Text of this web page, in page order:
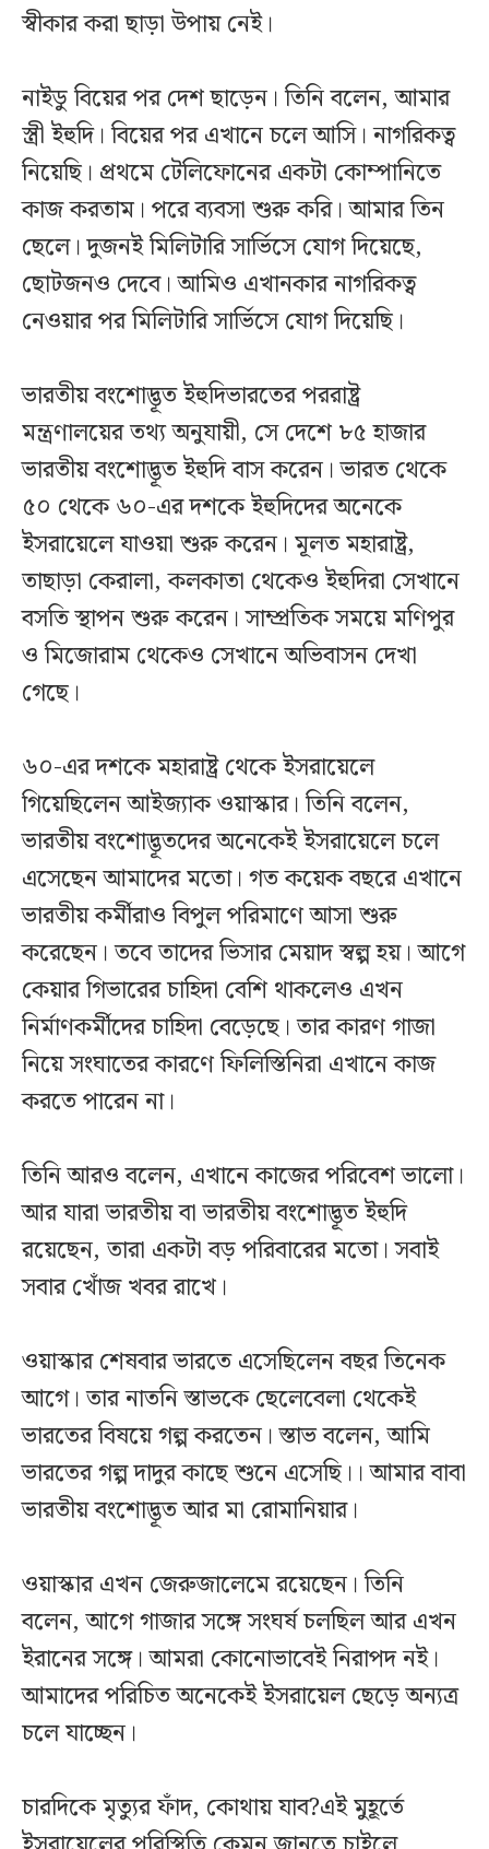
স্বীকার করা ছাড়া উপায় নেই।
নাইডু বিয়ের পর দেশ ছাড়েন। তিনি বলেন, আমার
স্ত্রী ইহুদি। বিয়ের পর এখানে চলে আসি। নাগরিকত্ব
নিয়েছি। প্রথমে টেলিফোনের একটা কোম্পানিতে
কাজ করতাম। পরে ব্যবসা শুরু করি। আমার তিন
ছেলে। দুজনই মিলিটারি সার্ভিসে যোগ দিয়েছে,
ছোটজনও দেবে। আমিও এখানকার নাগরিকত্ব
নেওয়ার পর মিলিটারি সার্ভিসে যোগ দিয়েছি।
ভারতীয় বংশোদ্ভূত ইহুদিভারতের পররাষ্ট্র
মন্ত্রণালয়ের তথ্য অনুযায়ী, সে দেশে ৮৫ হাজার
ভারতীয় বংশোদ্ভূত ইহুদি বাস করেন। ভারত থেকে
৫০ থেকে ৬০-এর দশকে ইহুদিদের অনেকে
ইসরায়েলে যাওয়া শুরু করেন। মূলত মহারাষ্ট্র,
তাছাড়া কেরালা, কলকাতা থেকেও ইহুদিরা সেখানে
বসতি স্থাপন শুরু করেন। সাম্প্রতিক সময়ে মণিপুর
ও মিজোরাম থেকেও সেখানে অভিবাসন দেখা
গেছে।
৬০-এর দশকে মহারাষ্ট্র থেকে ইসরায়েলে
গিয়েছিলেন আইজ্যাক ওয়াস্কার। তিনি বলেন,
ভারতীয় বংশোদ্ভূতদের অনেকেই ইসরায়েলে চলে
এসেছেন আমাদের মতো। গত কয়েক বছরে এখানে
ভারতীয় কর্মীরাও বিপুল পরিমাণে আসা শুরু
করেছেন। তবে তাদের ভিসার মেয়াদ স্বল্প হয়। আগে
কেয়ার গিভারের চাহিদা বেশি থাকলেও এখন
নির্মাণকর্মীদের চাহিদা বেড়েছে। তার কারণ গাজা
নিয়ে সংঘাতের কারণে ফিলিস্তিনিরা এখানে কাজ
করতে পারেন না।
তিনি আরও বলেন, এখানে কাজের পরিবেশ ভালো।
আর যারা ভারতীয় বা ভারতীয় বংশোদ্ভূত ইহুদি
রয়েছেন, তারা একটা বড় পরিবারের মতো। সবাই
সবার খোঁজ খবর রাখে।
ওয়াস্কার শেষবার ভারতে এসেছিলেন বছর তিনেক
আগে। তার নাতনি স্তাভকে ছেলেবেলা থেকেই
ভারতের বিষয়ে গল্প করতেন। স্তাভ বলেন, আমি
ভারতের গল্প দাদুর কাছে শুনে এসেছি।। আমার বাবা
ভারতীয় বংশোদ্ভূত আর মা রোমানিয়ার।
ওয়াস্কার এখন জেরুজালেমে রয়েছেন। তিনি
বলেন, আগে গাজার সঙ্গে সংঘর্ষ চলছিল আর এখন
ইরানের সঙ্গে। আমরা কোনোভাবেই নিরাপদ নই।
আমাদের পরিচিত অনেকেই ইসরায়েল ছেড়ে অন্যত্র
চলে যাচ্ছেন।
চারদিকে মৃত্যুর ফাঁদ, কোথায় যাব?এই মুহূর্তে